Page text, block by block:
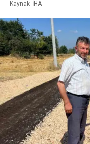
Kaynak: İHA